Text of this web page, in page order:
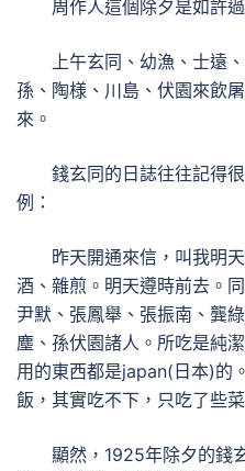
周作人這個除夕是如許過
上午玄同、幼漁、士遠
孫、陶様、川島、伏園來飲
來。
錢玄同的日誌往往記得
例：
昨天開通來信，叫我明
酒、雜煎。明天遵時前去。
尹默、張鳳舉、張振南、龔
塵、孫伏園諸人。所吃是純
用的東西都是japan(日本)的
飯，其實吃不下，只吃了些
顯然，1925年除夕的錢